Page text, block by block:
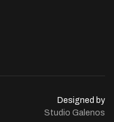
Designed by
Studio Galenos